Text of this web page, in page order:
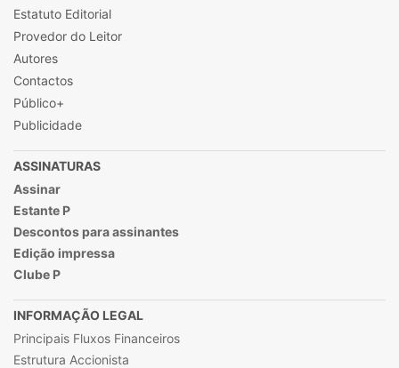
Estatuto Editorial
Provedor do Leitor
Autores
Contactos
Público+
Publicidade
ASSINATURAS
Assinar
Estante P
Descontos para assinantes
Edição impressa
Clube P
INFORMAÇÃO LEGAL
Principais Fluxos Financeiros
Estrutura Accionista